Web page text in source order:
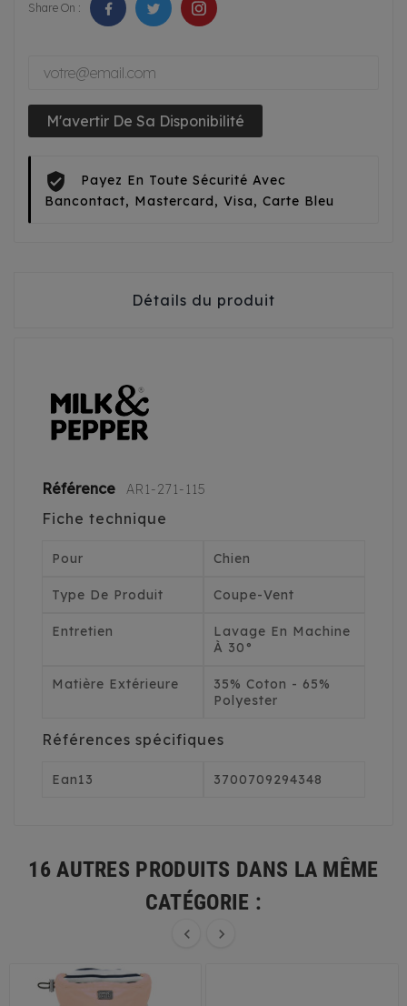
Share On :
M'avertir De Sa Disponibilité
Payez En Toute Sécurité Avec
Bancontact, Mastercard, Visa, Carte Bleu
Détails du produit
Référence AR1-271-115
Fiche technique
Pour Chien
Type De Produit Coupe-Vent
Entretien
Lavage En Machine
À 30°
Matière Extérieure
35% Coton - 65%
Polyester
Références spécifiques
Ean13 3700709294348
16 AUTRES PRODUITS DANS LA MÊME
CATÉGORIE :
 